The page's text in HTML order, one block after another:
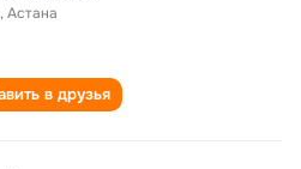
,Астана
в друзья